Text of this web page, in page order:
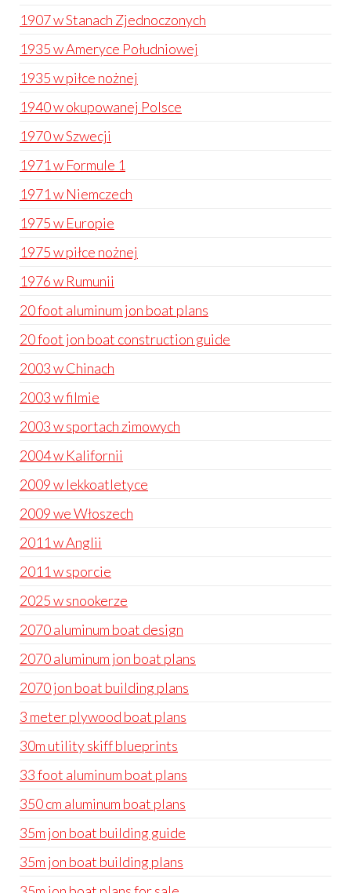
1907 w Stanach Zjednoczonych
1935 w Ameryce Południowej
1935 w piłce nożnej
1940 w okupowanej Polsce
1970 w Szwecji
1971 w Formule 1
1971 w Niemczech
1975 w Europie
1975 w piłce nożnej
1976 w Rumunii
20 foot aluminum jon boat plans
20 foot jon boat construction guide
2003 w Chinach
2003 w filmie
2003 w sportach zimowych
2004 w Kalifornii
2009 w lekkoatletyce
2009 we Włoszech
2011 w Anglii
2011 w sporcie
2025 w snookerze
2070 aluminum boat design
2070 aluminum jon boat plans
2070 jon boat building plans
3 meter plywood boat plans
30m utility skiff blueprints
33 foot aluminum boat plans
350 cm aluminum boat plans
35m jon boat building guide
35m jon boat building plans